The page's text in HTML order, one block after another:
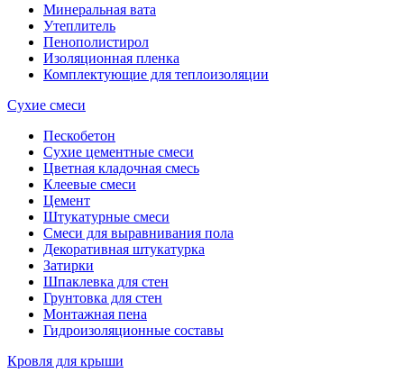
Минеральная вата
Утеплитель
Пенополистирол
Изоляционная пленка
Комплектующие для теплоизоляции
Сухие смеси
Пескобетон
Сухие цементные смеси
Цветная кладочная смесь
Клеевые смеси
Цемент
Штукатурные смеси
Смеси для выравнивания пола
Декоративная штукатурка
Затирки
Шпаклевка для стен
Грунтовка для стен
Монтажная пена
Гидроизоляционные составы
Кровля для крыши